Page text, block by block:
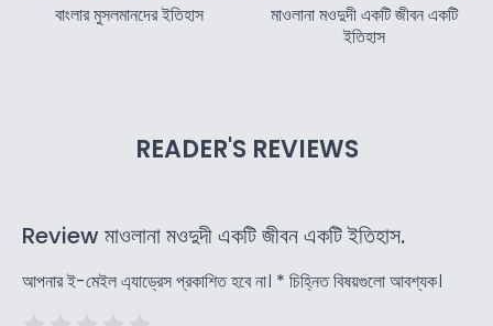
বাংলার মুসলমানদের ইতিহাস
মাওলানা মওদুদী একটি জীবন একটি
ইতিহাস
READER'S REVIEWS
Review মাওলানা মওদুদী একটি জীবন একটি ইতিহাস.
আপনার ই-মেইল এ্যাড্রেস প্রকাশিত হবে না। * চিহ্নিত বিষয়গুলো আবশ্যক।